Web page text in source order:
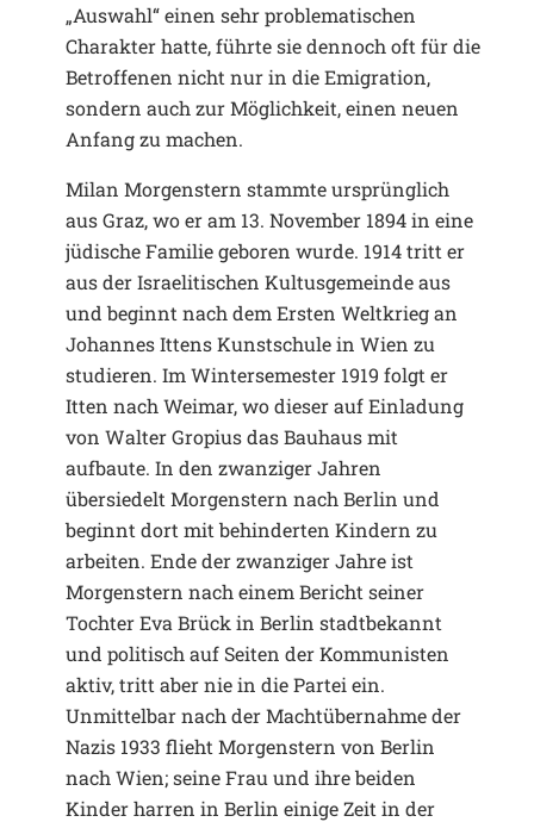
„Auswahl“ einen sehr problematischen
Charakter hatte, führte sie dennoch oft für die
Betroffenen nicht nur in die Emigration,
sondern auch zur Möglichkeit, einen neuen
Anfang zu machen.
Milan Morgenstern stammte ursprünglich
aus Graz, wo er am 13. November 1894 in eine
jüdische Familie geboren wurde. 1914 tritt er
aus der Israelitischen Kultusgemeinde aus
und beginnt nach dem Ersten Weltkrieg an
Johannes Ittens Kunstschule in Wien zu
studieren. Im Wintersemester 1919 folgt er
Itten nach Weimar, wo dieser auf Einladung
von Walter Gropius das Bauhaus mit
aufbaute. In den zwanziger Jahren
übersiedelt Morgenstern nach Berlin und
beginnt dort mit behinderten Kindern zu
arbeiten. Ende der zwanziger Jahre ist
Morgenstern nach einem Bericht seiner
Tochter Eva Brück in Berlin stadtbekannt
und politisch auf Seiten der Kommunisten
aktiv, tritt aber nie in die Partei ein.
Unmittelbar nach der Machtübernahme der
Nazis 1933 flieht Morgenstern von Berlin
nach Wien; seine Frau und ihre beiden
Kinder harren in Berlin einige Zeit in der